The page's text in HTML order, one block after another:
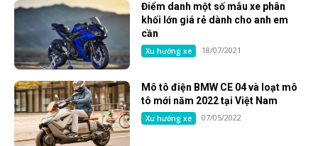
Điểm danh một số mẫu xe phân
khối lớn giá rẻ dành cho anh em
cần
Xu hướng xe 18/07/2021
Mô tô điện BMW CE 04 và loạt mô
tô mới năm 2022 tại Việt Nam
Xu hướng xe 07/05/2022